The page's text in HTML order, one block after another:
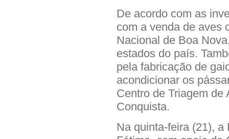
De acordo com as
com a venda de aves
Nacional de Boa
estados do país.
pela fabricação de
acondicionar os
Centro de Triagem
Conquista.
Na quinta-feira (21),